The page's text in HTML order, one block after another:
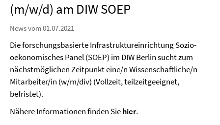
(m/w/d) am DIW SOEP
News vom 01.07.2021
Die forschungsbasierte Infrastruktureinrichtung Sozio-
oekonomisches Panel (SOEP) im DIW Berlin sucht zum
nächstmöglichen Zeitpunkt eine/n Wissenschaftliche/n
Mitarbeiter/in (w/m/div) (Vollzeit, teilzeitgeeignet,
befristet).
Nähere Informationen finden Siehier.